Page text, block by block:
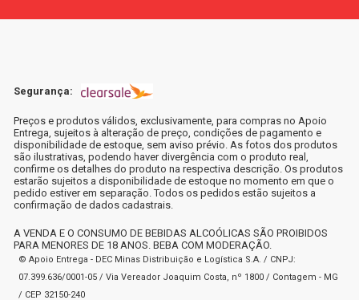
Segurança:
Preços e produtos válidos, exclusivamente, para compras no Apoio
Entrega, sujeitos à alteração de preço, condições de pagamento e
disponibilidade de estoque, sem aviso prévio. As fotos dos produtos
são ilustrativas, podendo haver divergência com o produto real,
confirme os detalhes do produto na respectiva descrição. Os produtos
estarão sujeitos a disponibilidade de estoque no momento em que o
pedido estiver em separação. Todos os pedidos estão sujeitos a
confirmação de dados cadastrais.
A VENDA E O CONSUMO DE BEBIDAS ALCOÓLICAS SÃO PROIBIDOS
PARA MENORES DE 18 ANOS. BEBA COM MODERAÇÃO.
© Apoio Entrega - DEC Minas Distribuição e Logística S.A. / CNPJ:
07.399.636/0001-05 / Via Vereador Joaquim Costa, nº 1800 / Contagem - MG
/ CEP 32150-240